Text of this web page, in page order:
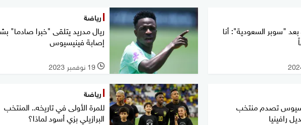
"سوبر السعودية": أنا
رياضة
ريال مدريد يتلقى "خبرا صادما"
إصابة فينيسيوس
l 19 نوفمبر 2023
تصدم منتخب
رافينيا
رياضة
للمرة الأولى في تاريخه.. المنتخب
البرازيلي بزي أسود لماذا؟